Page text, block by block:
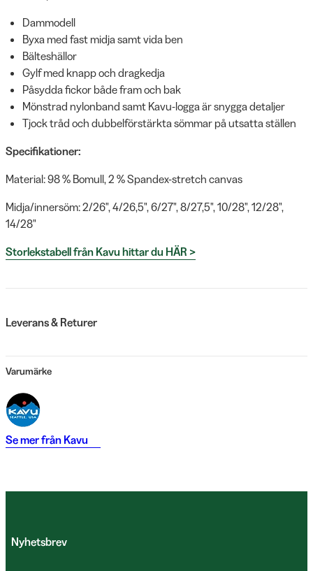
Dammodell
Byxa med fast midja samt vida ben
Bälteshällor
Gylf med knapp och dragkedja
Påsydda fickor både fram och bak
Mönstrad nylonband samt Kavu-logga är snygga detaljer
Tjock tråd och dubbelförstärkta sömmar på utsatta ställen
Specifikationer:
Material: 98 % Bomull, 2 % Spandex-stretch canvas
Midja/innersöm: 2/26", 4/26,5", 6/27", 8/27,5", 10/28", 12/28",
14/28"
Storlekstabell från Kavu hittar du HÄR >
Leverans & Returer
Varumärke
Se mer från Kavu
Nyhetsbrev